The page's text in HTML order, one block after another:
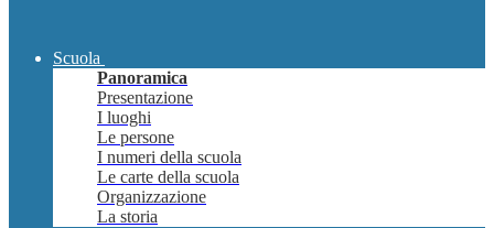
Scuola
Panoramica
Presentazione
I luoghi
Le persone
I numeri della scuola
Le carte della scuola
Organizzazione
La storia